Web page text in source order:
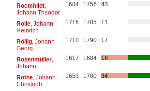
Roemhildt,
Johann Theodor
1684 1756 43
Rolle, Johann
Heinrich
1716 1785 11
Röllig, Johann
Georg
1710 1790 17
Rosenmüller,
Johann
1617 1684 18
Rothe, Johann
Christoph
1653 1700 34